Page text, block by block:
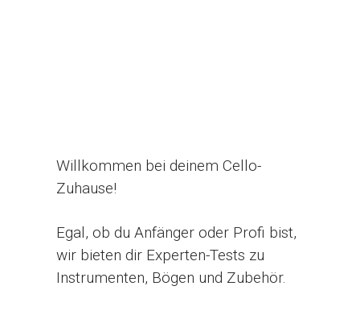
Willkommen bei deinem Cello-
Zuhause!
Egal, ob du Anfänger oder Profi bist,
wir bieten dir Experten-Tests zu
Instrumenten, Bögen und Zubehör.